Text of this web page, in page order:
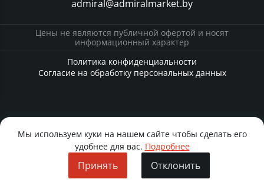
admiral@admiralmarket.by
Цены не являются публичной офертой и носят
информационный характер
Политика конфиденциальности
Согласие на обработку персональных данных
Мы используем куки на нашем сайте чтобы сделать его
удобнее для вас. Подробнее
Принять Отклонить